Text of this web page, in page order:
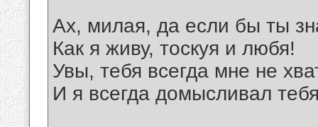
Ах, милая, да если бы ты
Как я живу, тоскуя и любя!
Увы, тебя всегда мне не
И я всегда домысливал